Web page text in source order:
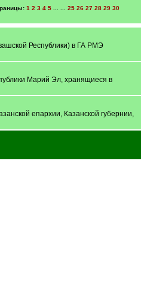
1 2 3 4 5... ... 25 26 27 28 29 30
Республики) в ГА РМЭ
Марий Эл, хранящиеся в
епархии, Казанской губернии,